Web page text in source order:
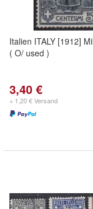
Italien ITALY [1912]
( O/ used )
3,40 €
+ 1,20 € Versand